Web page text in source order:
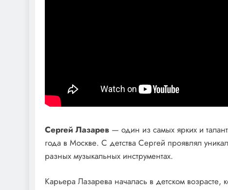
Сергей Лазарев — один из самых ярких и
года в Москве. С детства Сергей проявлял
разных музыкальных инструментах.
Карьера Лазарева началась в детском возрасте,